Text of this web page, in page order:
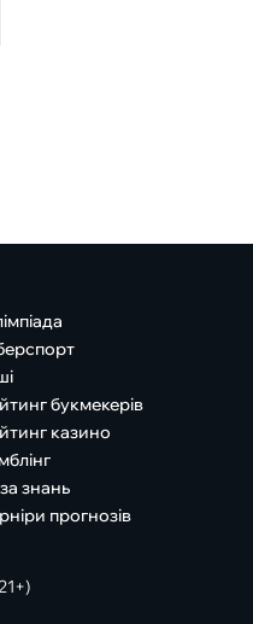
букмекерів
казино
знань
прогнозів